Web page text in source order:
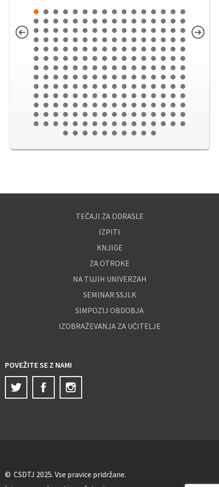
TEČAJI ZA ODRASLE
IZPITI
KNJIGE
ZA OTROKE
NA TUJIH UNIVERZAH
SEMINAR SSJLK
SIMPOZIJ OBDOBJA
IZOBRAŽEVANJA ZA UČITELJE
POVEŽITE SE Z NAMI
Twitter
Facebook
© CSDTJ 2025. Vse pravice pridržane.